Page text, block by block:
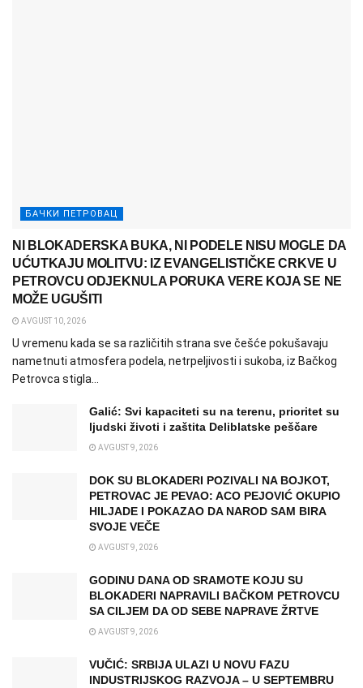
БАЧКИ ПЕТРОВАЦ
NI BLOKADERSKA BUKA, NI PODELE NISU MOGLE DA
UĆUTKAJU MOLITVU: IZ EVANGELISTIČKE CRKVE U
PETROVCU ODJEKNULA PORUKA VERE KOJA SE NE
MOŽE UGUŠITI
AVGUST 10, 2026
U vremenu kada se sa različitih strana sve češće pokušavaju
nametnuti atmosfera podela, netrpeljivosti i sukoba, iz Bačkog
Petrovca stigla...
Galić: Svi kapaciteti su na terenu, prioritet su
ljudski životi i zaštita Deliblatske peščare
AVGUST 9, 2026
DOK SU BLOKADERI POZIVALI NA BOJKOT,
PETROVAC JE PEVAO: ACO PEJOVIĆ OKUPIO
HILJADE I POKAZAO DA NAROD SAM BIRA
SVOJE VEČE
AVGUST 9, 2026
GODINU DANA OD SRAMOTE KOJU SU
BLOKADERI NAPRAVILI BAČKOM PETROVCU
SA CILJEM DA OD SEBE NAPRAVE ŽRTVE
AVGUST 9, 2026
VUČIĆ: SRBIJA ULAZI U NOVU FAZU
INDUSTRIJSKOG RAZVOJA – U SEPTEMBRU